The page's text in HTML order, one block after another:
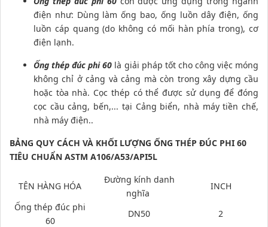
điện như: Dùng làm ống bao, ống luồn dây điện, ống
luồn cáp quang (do không có mối hàn phía trong), cơ
điện lạnh.
Ống thép đúc phi 60 là giải pháp tốt cho công việc móng
không chỉ ở cảng và cảng mà còn trong xây dựng cầu
hoặc tòa nhà. Cọc thép có thể được sử dụng để đóng
cọc cầu cảng, bến,... tại Cảng biển, nhà máy tiền chế,
nhà máy điện..
BẢNG QUY CÁCH VÀ KHỐI LƯỢNG ỐNG THÉP ĐÚC PHI 60
TIÊU CHUẨN ASTM A106/A53/API5L
TÊN HÀNG HÓA
Đường kính danh
nghĩa
INCH
Ống thép đúc phi
60
DN50
2